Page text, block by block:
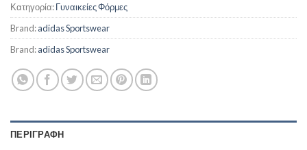
Κατηγορία:Γυναικείες Φόρμες
Brand:adidas Sportswear
Brand:adidas Sportswear
ΠΕΡΙΓΡΑΦΉ